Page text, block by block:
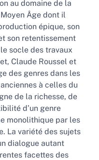
au domaine de la
Âge dont il
épique, son
son retentissement
socle des travaux
Claude Roussel et
des genres dans les
à celles du
de la richesse, de
d’un genre
monolithique par les
La variété des sujets
dialogue autant
facettes des